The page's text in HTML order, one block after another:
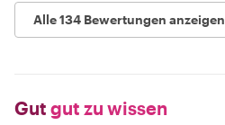
Alle 134 Bewertungen anzeigen
Gut gut zu wissen